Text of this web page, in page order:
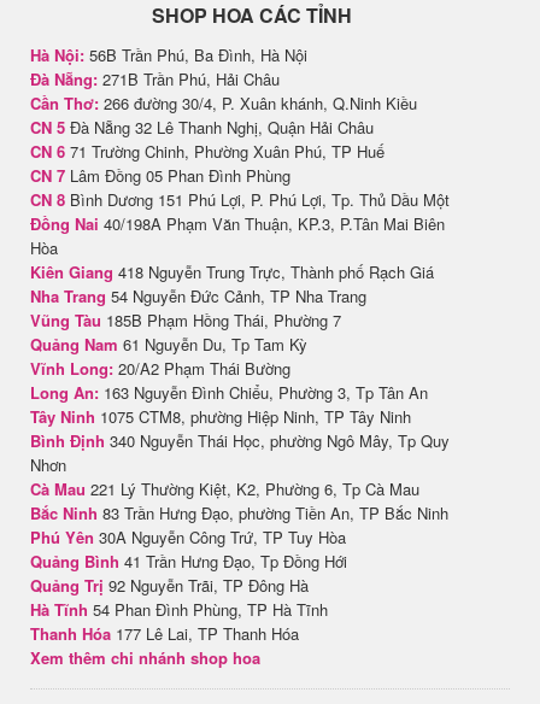
SHOP HOA CÁC TỈNH
Hà Nội: 56B Trần Phú, Ba Đình, Hà Nội
Đà Nẵng: 271B Trần Phú, Hải Châu
Cần Thơ: 266 đường 30/4, P. Xuân khánh, Q.Ninh Kiều
CN 5 Đà Nẵng 32 Lê Thanh Nghị, Quận Hải Châu
CN 6 71 Trường Chinh, Phường Xuân Phú, TP Huế
CN 7 Lâm Đồng 05 Phan Đình Phùng
CN 8 Bình Dương 151 Phú Lợi, P. Phú Lợi, Tp. Thủ Dầu Một
Đồng Nai 40/198A Phạm Văn Thuận, KP.3, P.Tân Mai Biên
Hòa
Kiên Giang 418 Nguyễn Trung Trực, Thành phố Rạch Giá
Nha Trang 54 Nguyễn Đức Cảnh, TP Nha Trang
Vũng Tàu 185B Phạm Hồng Thái, Phường 7
Quảng Nam 61 Nguyễn Du, Tp Tam Kỳ
Vĩnh Long: 20/A2 Phạm Thái Bường
Long An: 163 Nguyễn Đình Chiểu, Phường 3, Tp Tân An
Tây Ninh 1075 CTM8, phường Hiệp Ninh, TP Tây Ninh
Bình Định 340 Nguyễn Thái Học, phường Ngô Mây, Tp Quy
Nhơn
Cà Mau 221 Lý Thường Kiệt, K2, Phường 6, Tp Cà Mau
Bắc Ninh 83 Trần Hưng Đạo, phường Tiền An, TP Bắc Ninh
Phú Yên 30A Nguyễn Công Trứ, TP Tuy Hòa
Quảng Bình 41 Trần Hưng Đạo, Tp Đồng Hới
Quảng Trị 92 Nguyễn Trãi, TP Đông Hà
Hà Tĩnh 54 Phan Đình Phùng, TP Hà Tĩnh
Thanh Hóa 177 Lê Lai, TP Thanh Hóa
Xem thêm chi nhánh shop hoa